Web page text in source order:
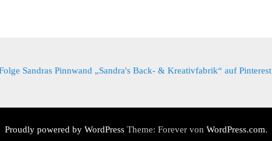
Sandras Pinnwand „Sandra's Back- & Kreativfabrik“ auf
Proudly powered by WordPressTheme: Forever von WordPress.com.